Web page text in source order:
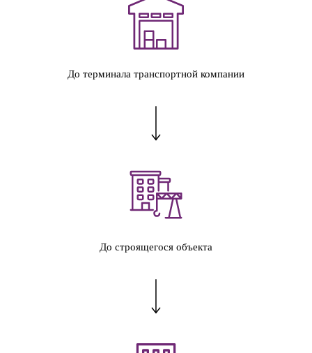
До терминала транспортной компании
До строящегося объекта